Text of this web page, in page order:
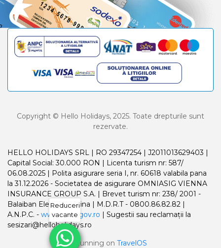
Copyright © Hello Holidays, 2025. Toate drepturile sunt
rezervate.
HELLO HOLIDAYS SRL | RO 29347254 | J2011013629403 |
Capital Social: 30.000 RON | Licenta turism nr: 587/
06.08.2025 | Polita asigurare seria I, nr. 60618 valabila pana
la 31.12.2026 - Societatea de asigurare OMNIASIG VIENNA
INSURANCE GROUP S.A. | Brevet turism nr: 238/ 2001 -
Balaiban Elena Madalina | M.D.R.T - 0800.86.82.82 |
A.N.P.C. - www.anpc.gov.ro | Sugestii sau reclamații la
sesizari@helloholidays.ro
Running on TravelOS
Reduceri
vacante